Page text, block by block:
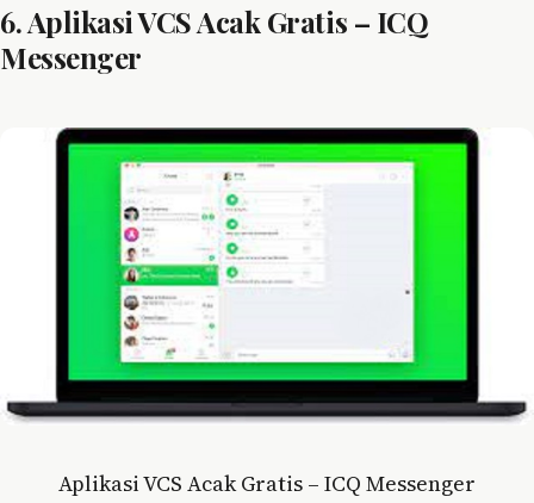
6. Aplikasi VCS Acak Gratis – ICQ
Messenger
Aplikasi VCS Acak Gratis – ICQ Messenger